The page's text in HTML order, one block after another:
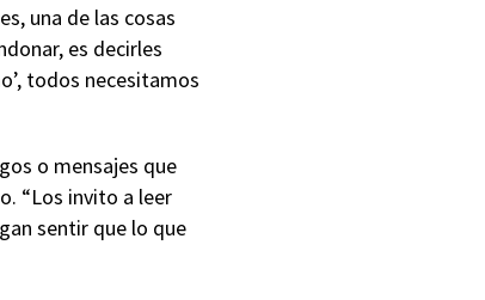
una de las cosas
es decirles
todos necesitamos
o mensajes que
“Los invito a leer
sentir que lo que